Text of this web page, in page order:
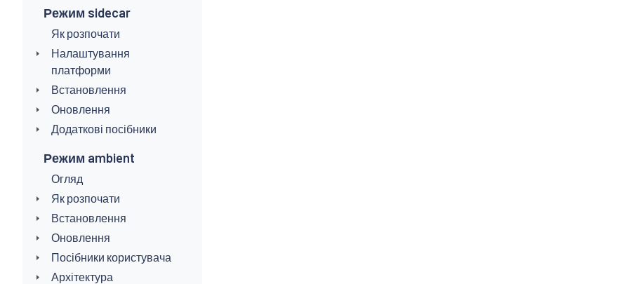
Режим sidecar
Як розпочати
Налаштування
платформи
Встановлення
Оновлення
Додаткові посібники
Режим ambient
Огляд
Як розпочати
Встановлення
Оновлення
Посібники користувача
Архітектура